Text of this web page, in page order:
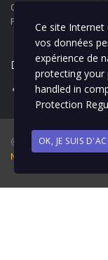
08:00 à 12:00 - 14:00 à
Fermé le samedi et le
DERNIÈRE
ATELIER
@ 2018 Garage
Mentions Légales
Ce site
vos données
expérience de
protecting your
handled in
Protection
OK, JE SUIS